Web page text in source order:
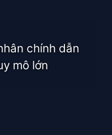
chính dẫn
mô lớn